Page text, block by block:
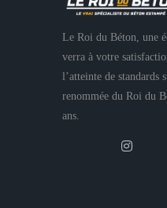
Le Roi du Béton, une
verra à votre
l’atteinte de standards
renommée du Roi du
ans.